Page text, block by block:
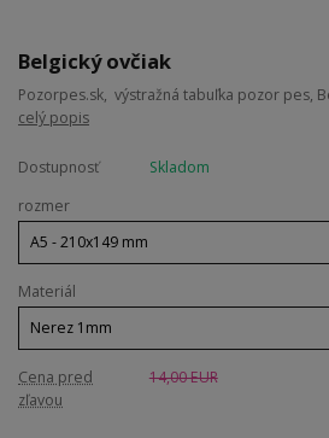
Belgický ovčiak
Pozorpes.sk, výstražná tabuľka pozor pes,
celý popis
Dostupnosť
Skladom
rozmer
Materiál
Cena pred
zľavou
14,00 EUR